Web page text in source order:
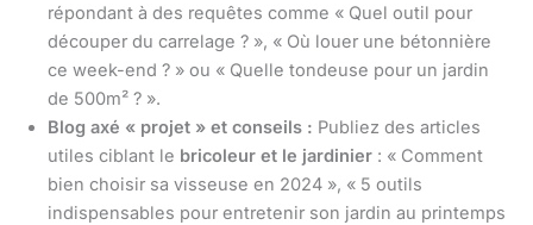
répondant à des requêtes comme « Quel outil pour
découper du carrelage ? », « Où louer une bétonnière
ce week-end ? » ou « Quelle tondeuse pour un jardin
de 500m² ? ».
Blog axé « projet » et conseils : Publiez des articles
utiles ciblant le bricoleur et le jardinier : « Comment
bien choisir sa visseuse en 2024 », « 5 outils
indispensables pour entretenir son jardin au printemps